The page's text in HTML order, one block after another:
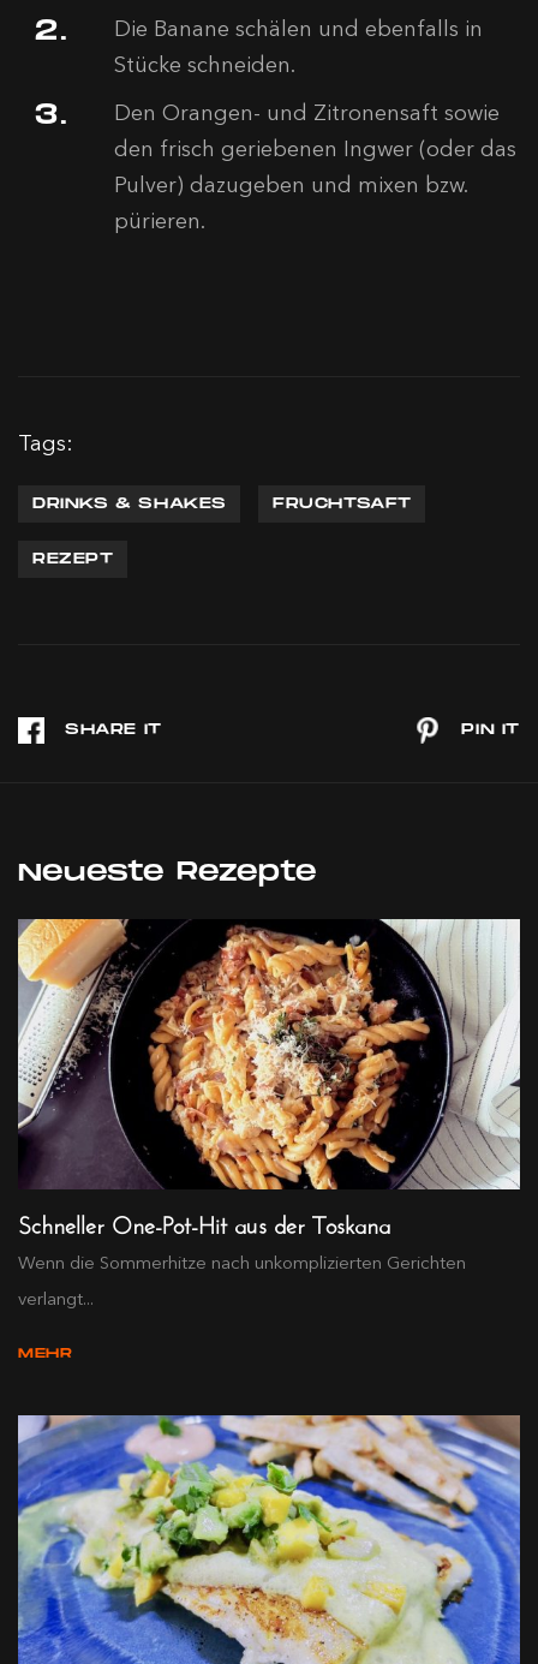
Die Banane schälen und ebenfalls in
Stücke schneiden.
Den Orangen- und Zitronensaft sowie
den frisch geriebenen Ingwer (oder das
Pulver) dazugeben und mixen bzw.
pürieren.
Tags:
DRINKS & SHAKES FRUCHTSAFT
REZEPT
Neueste Rezepte
Schneller One-Pot-Hit aus der Toskana
Wenn die Sommerhitze nach unkomplizierten Gerichten
verlangt...
MEHR